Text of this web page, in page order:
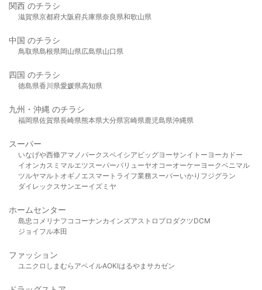
関西 のチラシ
滋賀県京都府大阪府兵庫県奈良県和歌山県
中国 のチラシ
鳥取県島根県岡山県広島県山口県
四国 のチラシ
徳島県香川県愛媛県高知県
九州・沖縄 のチラシ
福岡県佐賀県長崎県熊本県大分県宮崎県鹿児島県沖縄県
スーパー
いなげや西條アマノパークスベイシア ビッグヨーサンイトーヨーカドー
イオンカスミ マルエツスーパーバリューヤオコーオーケー ヨークベニマル
ツルヤマルト オギノ エスマート ライフ業務スーパーいかり フジグラン
ダイレックスサンエーイズミヤ
ホームセンター
島忠 コメリ ナフコ コーナンカインズアストロプロダクツDCM
ジョイフル本田
ファッション
ユニクロ しまむら アベイルAOKIはるやま サカゼン